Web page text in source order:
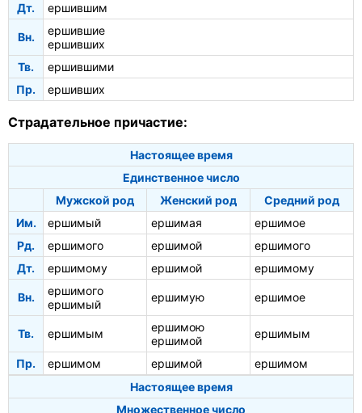
Дт.
ершившим
Вн.
ершившие
ершивших
Тв.
ершившими
Пр.
ершивших
Страдательное причастие:
Настоящее время
Единственное число
Мужской род
Женский род
Средний род
Им.
ершимый ершимая
ершимое
Рд.
ершимого ершимой
ершимого
Дт.
ершимому ершимой ершимому
Вн.
ершимого
ершимый
ершимую ершимое
Тв. ершимым
ершимою
ершимой
ершимым
Пр. ершимом ершимой
ершимом
Настоящее время
Множественное число